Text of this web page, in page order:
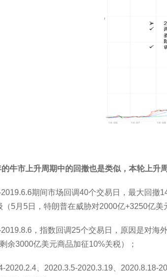
牛市上升周期中的回撤也是类似，本轮上升
期间市场回调40个交易日，最大回撤
（5月5日，特朗普在威胁对2000亿+3250亿美
，指数回调25个交易日，原因是对海
余3000亿美元商品加征10%关税）；
2020.2.4、2020.3.5-2020.3.19、2020.8.18-